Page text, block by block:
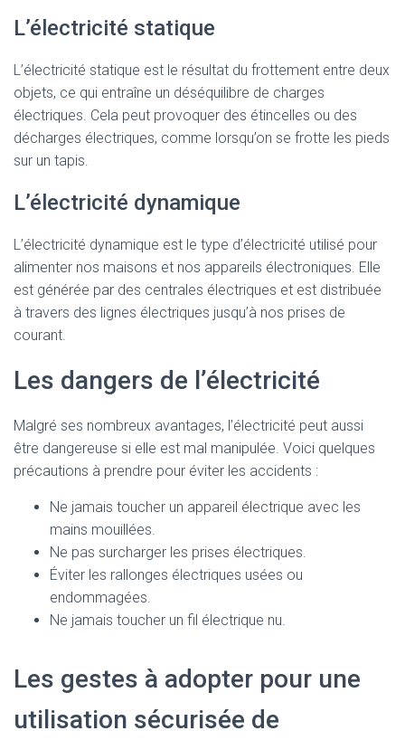
L’électricité statique
L’électricité statique est le résultat du frottement entre deux
objets, ce qui entraîne un déséquilibre de charges
électriques. Cela peut provoquer des étincelles ou des
décharges électriques, comme lorsqu’on se frotte les pieds
sur un tapis.
L’électricité dynamique
L’électricité dynamique est le type d’électricité utilisé pour
alimenter nos maisons et nos appareils électroniques. Elle
est générée par des centrales électriques et est distribuée
à travers des lignes électriques jusqu’à nos prises de
courant.
Les dangers de l’électricité
Malgré ses nombreux avantages, l’électricité peut aussi
être dangereuse si elle est mal manipulée. Voici quelques
précautions à prendre pour éviter les accidents :
Ne jamais toucher un appareil électrique avec les
mains mouillées.
Ne pas surcharger les prises électriques.
Éviter les rallonges électriques usées ou
endommagées.
Ne jamais toucher un fil électrique nu.
Les gestes à adopter pour une
utilisation sécurisée de